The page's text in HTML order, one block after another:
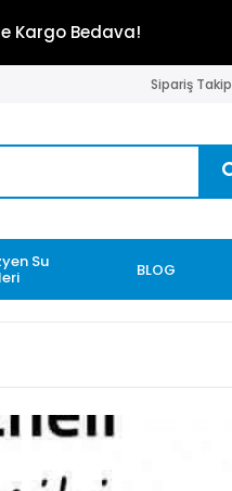
Kargo Bedava!
Sipariş Takip
Su BLOG